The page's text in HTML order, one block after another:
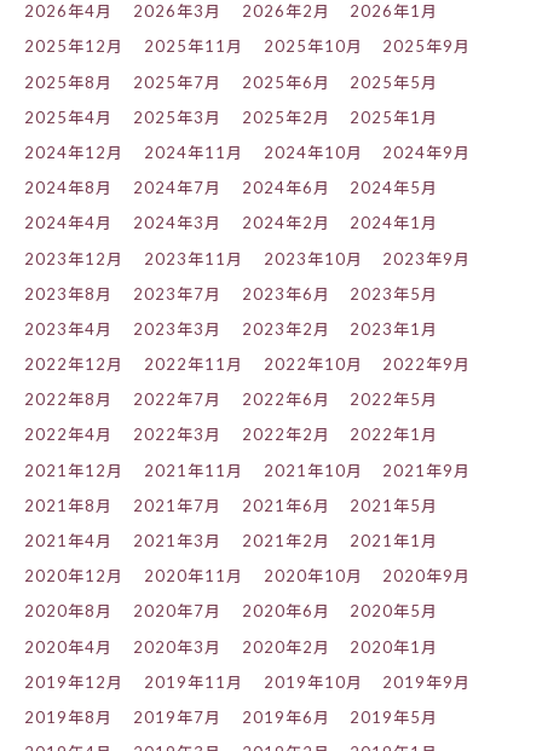
2026年4月
2026年3月 2026年2月
2026年1月
2025年12月
2025年11月 2025年10月
2025年9月
2025年8月
2025年7月 2025年6月
2025年5月
2025年4月
2025年3月 2025年2月
2025年1月
2024年12月
2024年11月 2024年10月
2024年9月
2024年8月
2024年7月 2024年6月
2024年5月
2024年4月
2024年3月 2024年2月
2024年1月
2023年12月
2023年11月 2023年10月
2023年9月
2023年8月
2023年7月 2023年6月
2023年5月
2023年4月
2023年3月 2023年2月
2023年1月
2022年12月
2022年11月 2022年10月
2022年9月
2022年8月
2022年7月 2022年6月
2022年5月
2022年4月
2022年3月 2022年2月
2022年1月
2021年12月
2021年11月 2021年10月
2021年9月
2021年8月
2021年7月 2021年6月
2021年5月
2021年4月
2021年3月 2021年2月
2021年1月
2020年12月
2020年11月 2020年10月
2020年9月
2020年8月
2020年7月 2020年6月
2020年5月
2020年4月
2020年3月 2020年2月
2020年1月
2019年12月
2019年11月 2019年10月
2019年9月
2019年8月
2019年7月 2019年6月
2019年5月